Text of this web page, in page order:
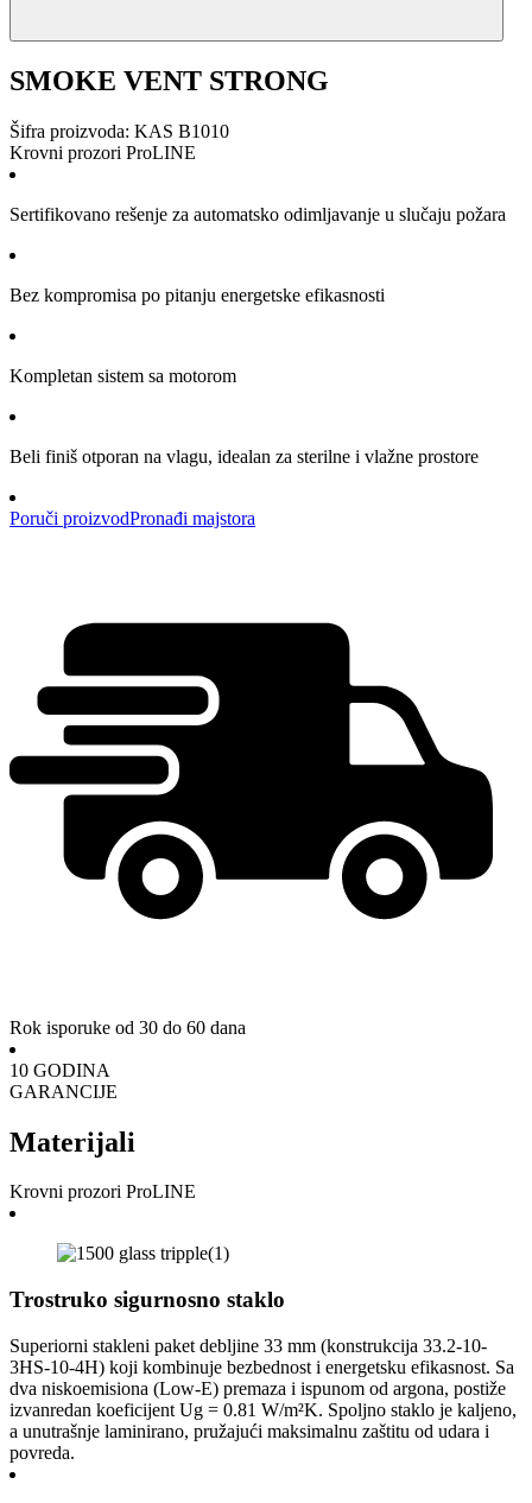
SMOKE VENT STRONG
Šifra proizvoda: KAS B1010
Krovni prozori ProLINE
Sertifikovano rešenje za automatsko odimljavanje u slučaju požara
Bez kompromisa po pitanju energetske efikasnosti
Kompletan sistem sa motorom
Beli finiš otporan na vlagu, idealan za sterilne i vlažne prostore
Poruči proizvodPronađi majstora
Rok isporuke od 30 do 60 dana
10 GODINA
GARANCIJE
Materijali
Krovni prozori ProLINE
Trostruko sigurnosno staklo
Superiorni stakleni paket debljine 33 mm (konstrukcija 33.2-10-
3HS-10-4H) koji kombinuje bezbednost i energetsku efikasnost. Sa
dva niskoemisiona (Low-E) premaza i ispunom od argona, postiže
izvanredan koeficijent Ug = 0.81 W/m²K. Spoljno staklo je kaljeno,
a unutrašnje laminirano, pružajući maksimalnu zaštitu od udara i
povreda.